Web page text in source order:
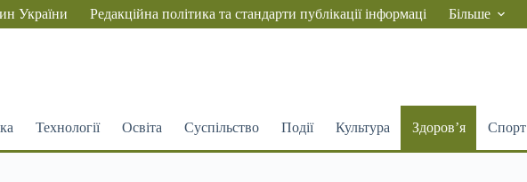
України Редакційна політика та стандарти публікації інформаці Більше
Технології Освіта Суспільство Події Культура Здоров’я Спорт